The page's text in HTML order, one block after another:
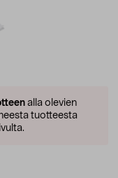
alla olevien
tuotteesta